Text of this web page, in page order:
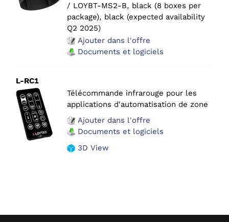
/ LOYBT-MS2-B, black (8 boxes per
package), black (expected availability
Q2 2025)
Ajouter dans l'offre
Documents et logiciels
L-RC1
Télécommande infrarouge pour les
applications d'automatisation de zone
Ajouter dans l'offre
Documents et logiciels
3D View